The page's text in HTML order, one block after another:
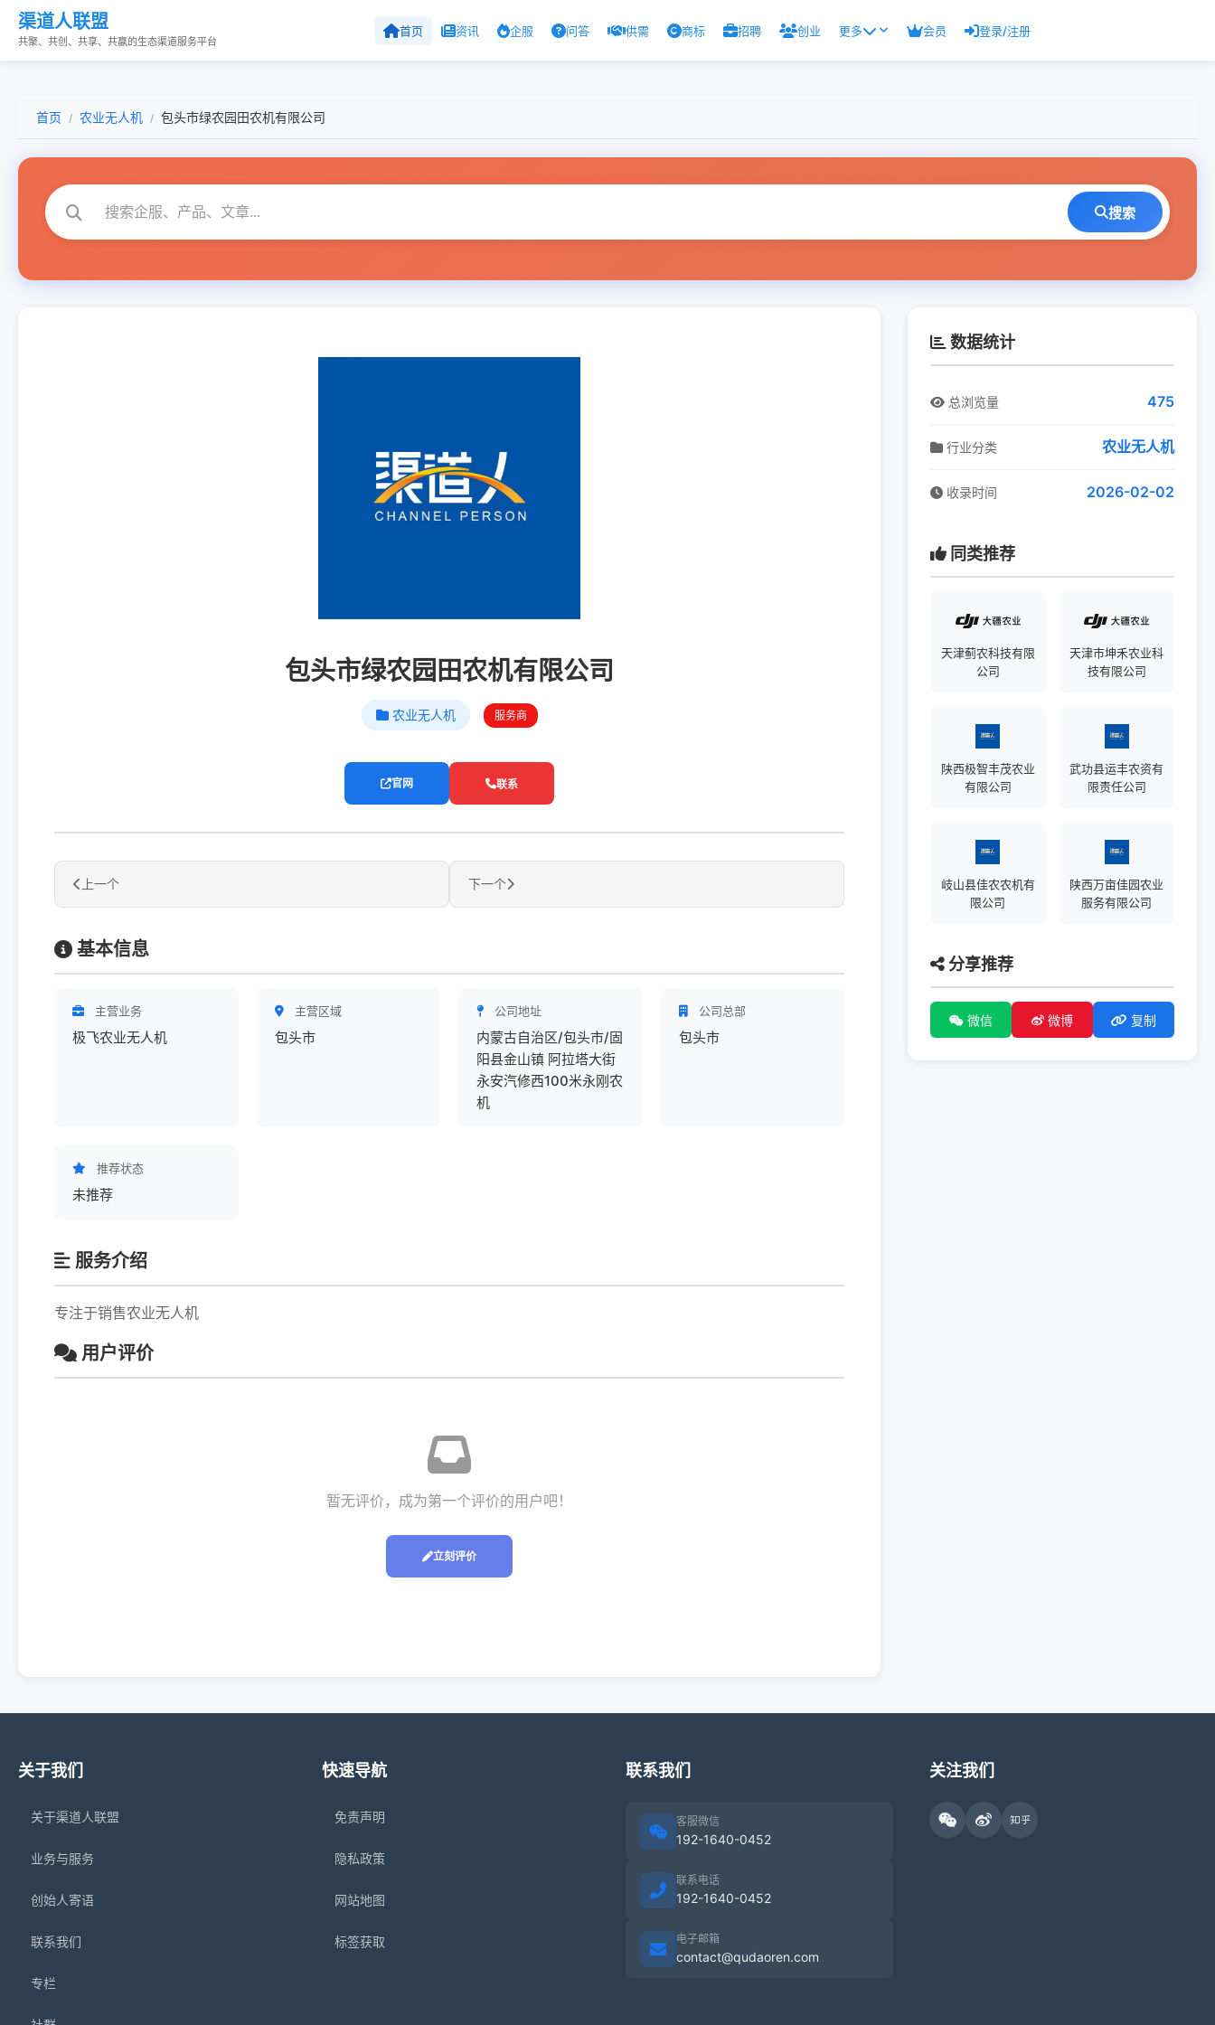
渠道人联盟
共聚、共创、共享、共赢的生态渠道服务平台
首页 资讯 企服 问答 供需 商标 招聘 创业 更多 会员 登录/注册
首页 / 农业无人机 / 包头市绿农园田农机有限公司
搜索
包头市绿农园田农机有限公司
农业无人机 服务商
官网 联系
上一个 下一个
基本信息
主营业务
极飞农业无人机
主营区域
包头市
公司地址
内蒙古自治区/包头市/固
阳县金山镇 阿拉塔大街
永安汽修西100米永刚农
机
公司总部
包头市
推荐状态
未推荐
服务介绍
专注于销售农业无人机
用户评价
暂无评价，成为第一个评价的用户吧！
立刻评价
数据统计
总浏览量 475
行业分类 农业无人机
收录时间 2026-02-02
同类推荐
天津蓟农科技有限
公司
天津市坤禾农业科
技有限公司
陕西极智丰茂农业
有限公司
武功县运丰农资有
限责任公司
岐山县佳农农机有
限公司
陕西万亩佳园农业
服务有限公司
分享推荐
微信 微博 复制
关于我们
关于渠道人联盟
业务与服务
创始人寄语
联系我们
专栏
快速导航
免责声明
隐私政策
网站地图
标签获取
联系我们
客服微信
192-1640-0452
联系电话
192-1640-0452
电子邮箱
contact@qudaoren.com
关注我们